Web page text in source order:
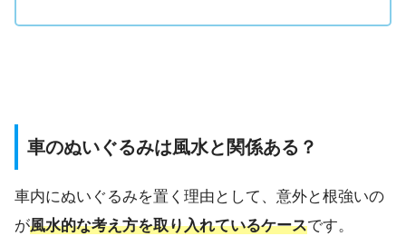
車のぬいぐるみは風水と関係ある？
車内にぬいぐるみを置く理由として、意外と根強いの
が風水的な考え方を取り入れているケースです。